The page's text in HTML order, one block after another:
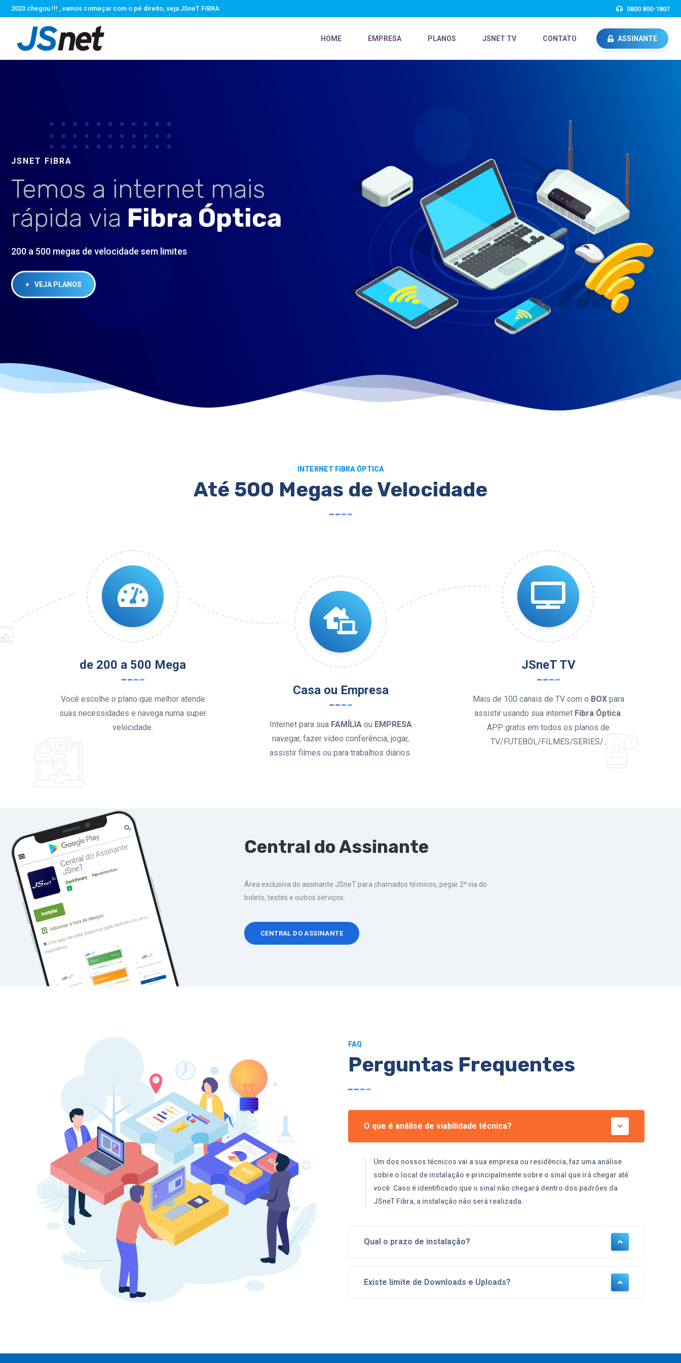
2023 chegou !!! , vamos começar com o pé direito, seja JSneT FIBRA 0800 800-1807
HOME EMPRESA PLANOS JSNET TV CONTATO ASSINANTE
JSNET FIBRA
Temos a internet mais
rápida via Fibra Óptica
200 a 500 megas de velocidade sem limites
+ VEJA PLANOS
INTERNET FIBRA ÓPTICA
Até 500 Megas de Velocidade
de 200 a 500 Mega
Você escolhe o plano que melhor atende
suas necessidades e navega numa super
velocidade.
Casa ou Empresa
Internet para sua FAMÍLIAou EMPRESA
navegar, fazer vídeo conferência, jogar,
assistir filmes ou para trabalhos diários.
JSneT TV
Mais de 100 canais de TV com o BOXpara
assistir usando sua internet Fibra Óptica.
APP gratis em todos os planos de
TV/FUTEBOL/FILMES/SERIES/..
Central do Assinante
Área exclusiva do assinante JSneT para chamados técnicos, pegar 2ª via do
boleto, testes e outros serviços.
CENTRAL DO ASSINANTE
FAQ
Perguntas Frequentes
O que é análise de viabilidade técnica?
Um dos nossos técnicos vai a sua empresa ou residência, faz uma análise
sobre o local de instalação e principalmente sobre o sinal que irá chegar até
você. Caso é identificado que o sinal não chegará dentro dos padrões da
JSneT Fibra, a instalação não será realizada.
Qual o prazo de instalação?
Existe limite de Downloads e Uploads?